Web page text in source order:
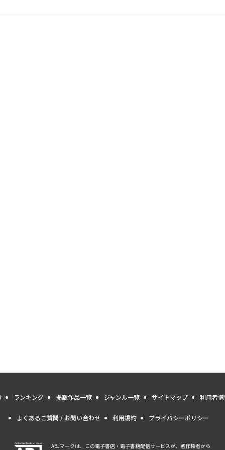
ランキング 掲載作品一覧 ジャンル一覧 サイトマップ 利用者
よくあるご質問 / お問い合わせ 利用規約 プライバシーポリシー
ABJマークは、この電子書店・電子書籍配信サービスが、著作権者から